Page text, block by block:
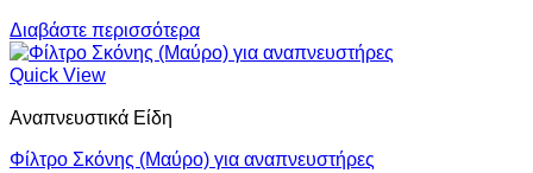
Διαβάστε περισσότερα
Quick View
Αναπνευστικά Είδη
Φίλτρο Σκόνης (Μαύρο) για αναπνευστήρες